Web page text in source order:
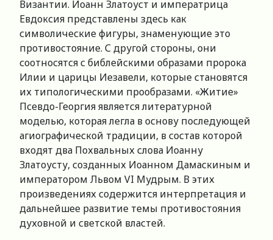
Византии. Иоанн Златоуст и императрица
Евдоксия представлены здесь как
символические фигуры, знаменующие это
противостояние. С другой стороны, они
соотносятся с библейскими образами пророка
Илии и царицы Иезавели, которые становятся
их типологическими прообразами. «Житие»
Псевдо-Георгия является литературной
моделью, которая легла в основу последующей
агиографической традиции, в состав которой
входят два Похвальных слова Иоанну
Златоусту, созданных Иоанном Дамаскиным и
императором Львом VI Мудрым. В этих
произведениях содержится интерпретация и
дальнейшее развитие темы противостояния
духовной и светской властей.